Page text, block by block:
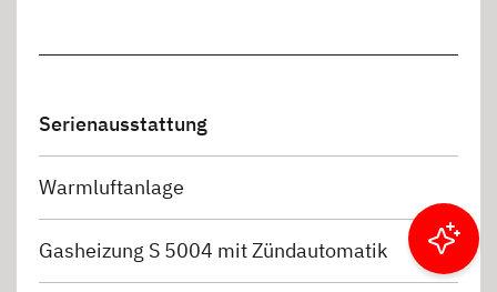
Serienausstattung
Warmluftanlage
Gasheizung S 5004 mit Zündautomatik
Ergebnisse filtern